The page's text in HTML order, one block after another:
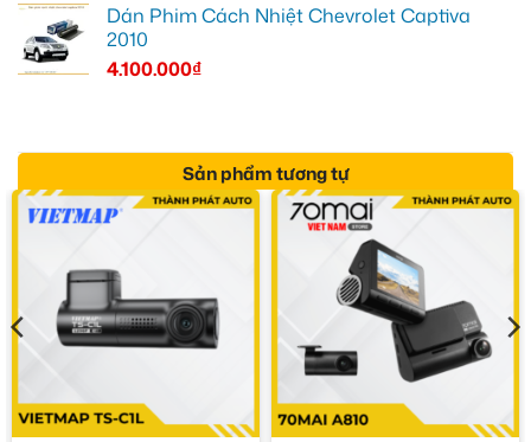
Dán Phim Cách Nhiệt Chevrolet Captiva
2010
4.100.000₫
Sản phẩm tương tự